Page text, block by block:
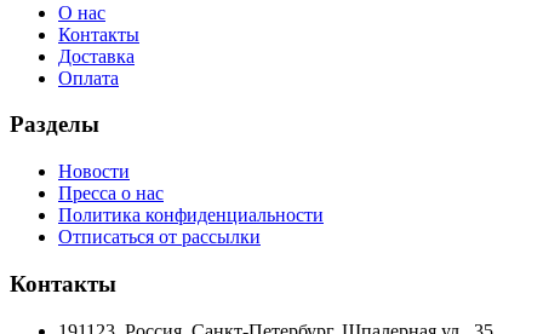
О нас
Контакты
Доставка
Оплата
Разделы
Новости
Пресса о нас
Политика конфиденциальности
Отписаться от рассылки
Контакты